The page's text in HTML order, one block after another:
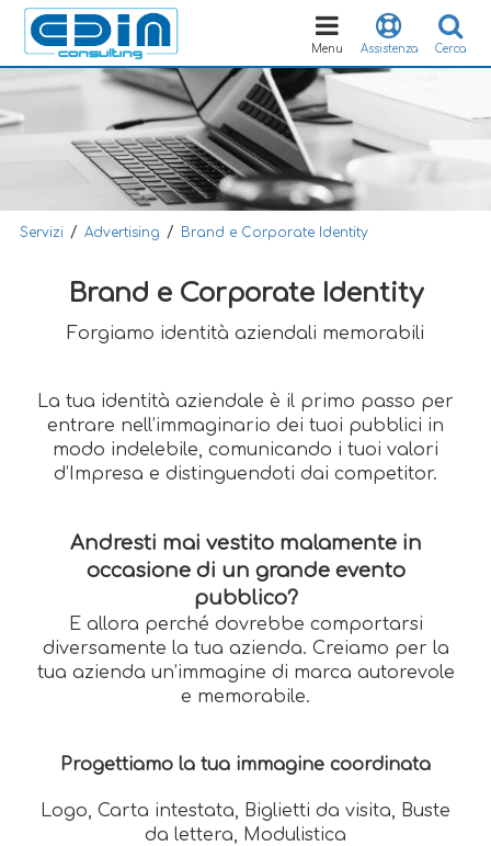
Cerca
Assistenza
Toggle
navigation
Menu
Servizi / Advertising / Brand e Corporate Identity
Brand e Corporate Identity
Forgiamo identità aziendali memorabili
La tua identità aziendale è il primo passo per
entrare nell’immaginario dei tuoi pubblici in
modo indelebile, comunicando i tuoi valori
d’Impresa e distinguendoti dai competitor.
Andresti mai vestito malamente in
occasione di un grande evento
pubblico?
E allora perché dovrebbe comportarsi
diversamente la tua azienda. Creiamo per la
tua azienda un’immagine di marca autorevole
e memorabile.
Progettiamo la tua immagine coordinata
Logo, Carta intestata, Biglietti da visita, Buste
da lettera, Modulistica